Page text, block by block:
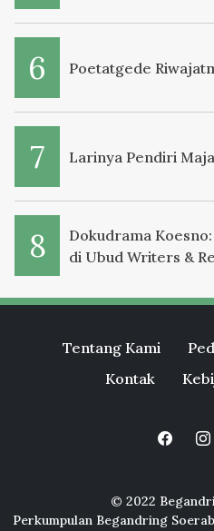
Poetatgede
Larinya Pendiri
Dokudrama
di Ubud Writers &
Tentang Kami
Kontak
© 2022
Perkumpulan Begandring